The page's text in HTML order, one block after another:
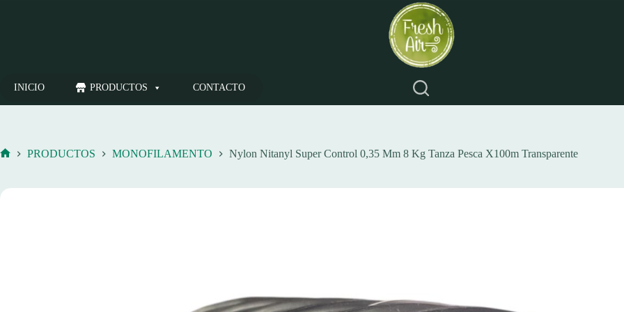
INICIO PRODUCTOS CONTACTO
PRODUCTOS MONOFILAMENTO Nylon Nitanyl Super Control 0,35 Mm 8 Kg Tanza Pesca X100m Transparente